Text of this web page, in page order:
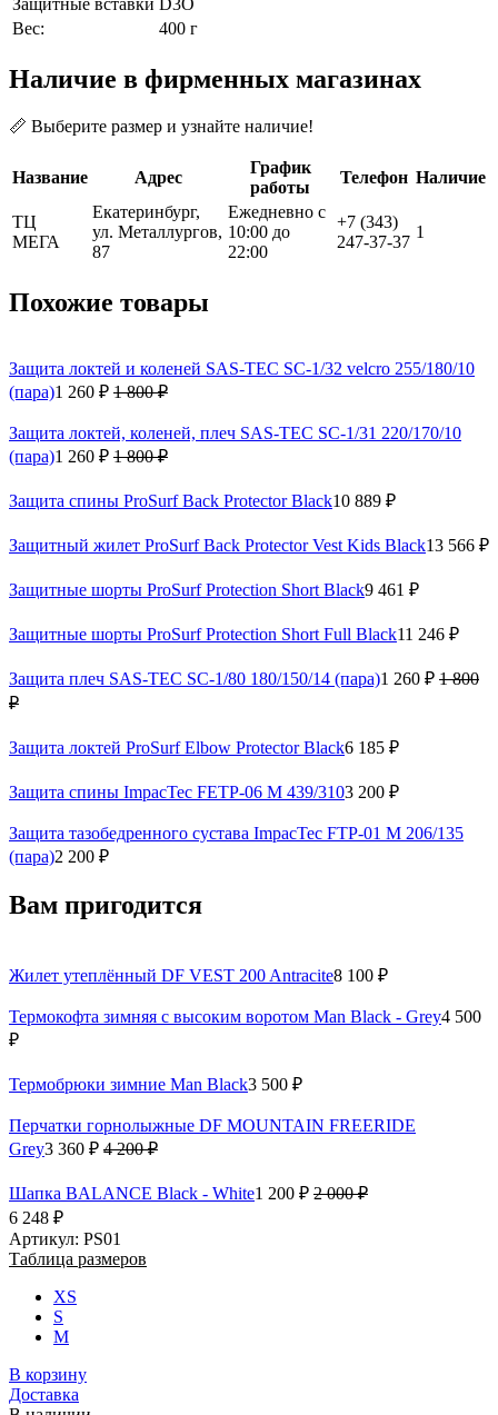
Вес:
400 г
Наличие в фирменных магазинах
📏 Выберите размер и узнайте наличие!
Название Адрес
График
работы
Телефон Наличие
ТЦ
МЕГА
Екатеринбург,
ул. Металлургов,
87
Ежедневно с
10:00 до
22:00
+7 (343)
247-37-37
1
Похожие товары
Защита локтей и коленей SAS-TEC SC-1/32 velcro 255/180/10
(пара)1 260 ₽ 1 800 ₽
Защита локтей, коленей, плеч SAS-TEC SC-1/31 220/170/10
(пара)1 260 ₽ 1 800 ₽
Защита спины ProSurf Back Protector Black10 889 ₽
Защитный жилет ProSurf Back Protector Vest Kids Black13 566 ₽
Защитные шорты ProSurf Protection Short Black9 461 ₽
Защитные шорты ProSurf Protection Short Full Black11 246 ₽
Защита плеч SAS-TEC SC-1/80 180/150/14 (пара)1 260 ₽ 1 800
₽
Защита локтей ProSurf Elbow Protector Black6 185 ₽
Защита спины ImpacTec FETP-06 M 439/3103 200 ₽
Защита тазобедренного сустава ImpacTec FTP-01 M 206/135
(пара)2 200 ₽
Вам пригодится
Жилет утеплённый DF VEST 200 Antracite8 100 ₽
Термокофта зимняя с высоким воротом Man Black - Grey4 500
₽
Термобрюки зимние Man Black3 500 ₽
Перчатки горнолыжные DF MOUNTAIN FREERIDE
Grey3 360 ₽ 4 200 ₽
Шапка BALANCE Black - White1 200 ₽ 2 000 ₽
6 248 ₽
Артикул: PS01
Таблица размеров
XS
S
M
В корзину
Доставка